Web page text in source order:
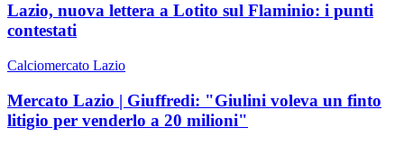
Lazio, nuova lettera a Lotito sul Flaminio: i punti
contestati
Calciomercato Lazio
Mercato Lazio | Giuffredi: "Giulini voleva un finto
litigio per venderlo a 20 milioni"